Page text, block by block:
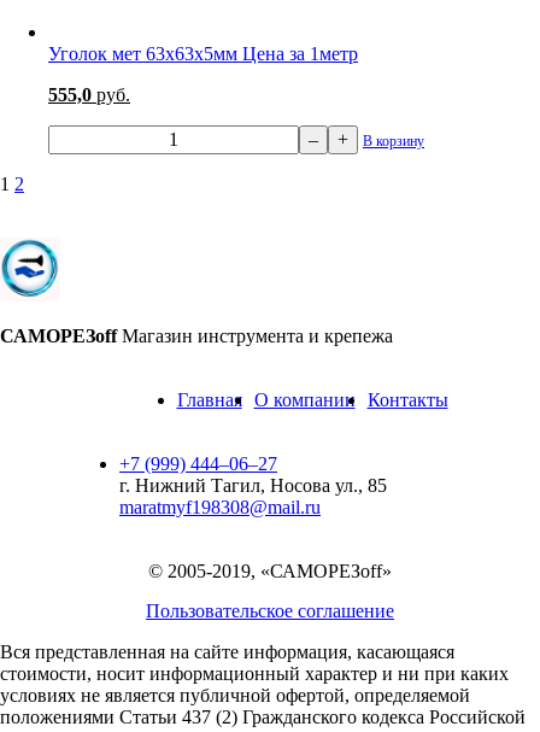
Уголок мет 63х63х5мм Цена за 1метр
555,0 руб.
– + В корзину
1 2
САМОРЕЗoff Магазин инструмента и крепежа
Главная О компании Контакты
+7 (999) 444‒06‒27
г. Нижний Тагил, Носова ул., 85
maratmyf198308@mail.ru
© 2005-2019, «САМОРЕЗoff»
Пользовательское соглашение
Вся представленная на сайте информация, касающаяся
стоимости, носит информационный характер и ни при каких
условиях не является публичной офертой, определяемой
положениями Статьи 437 (2) Гражданского кодекса Российской